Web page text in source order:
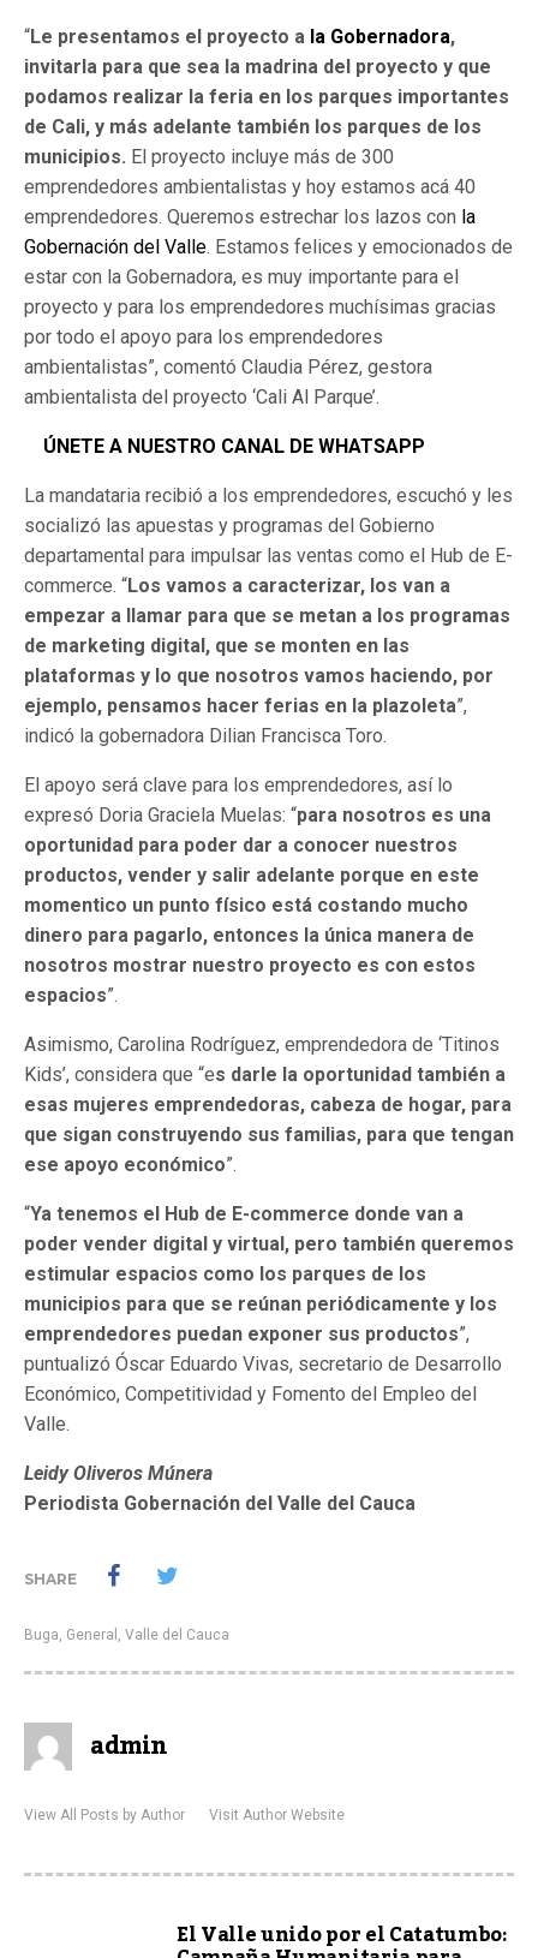
“Le presentamos el proyecto a la Gobernadora,
invitarla para que sea la madrina del proyecto y que
podamos realizar la feria en los parques importantes
de Cali, y más adelante también los parques de los
municipios. El proyecto incluye más de 300
emprendedores ambientalistas y hoy estamos acá 40
emprendedores. Queremos estrechar los lazos con la
Gobernación del Valle. Estamos felices y emocionados de
estar con la Gobernadora, es muy importante para el
proyecto y para los emprendedores muchísimas gracias
por todo el apoyo para los emprendedores
ambientalistas”, comentó Claudia Pérez, gestora
ambientalista del proyecto ‘Cali Al Parque’.
ÚNETE A NUESTRO CANAL DE WHATSAPP
La mandataria recibió a los emprendedores, escuchó y les
socializó las apuestas y programas del Gobierno
departamental para impulsar las ventas como el Hub de E-
commerce. “Los vamos a caracterizar, los van a
empezar a llamar para que se metan a los programas
de marketing digital, que se monten en las
plataformas y lo que nosotros vamos haciendo, por
ejemplo, pensamos hacer ferias en la plazoleta”,
indicó la gobernadora Dilian Francisca Toro.
El apoyo será clave para los emprendedores, así lo
expresó Doria Graciela Muelas: “para nosotros es una
oportunidad para poder dar a conocer nuestros
productos, vender y salir adelante porque en este
momentico un punto físico está costando mucho
dinero para pagarlo, entonces la única manera de
nosotros mostrar nuestro proyecto es con estos
espacios”.
Asimismo, Carolina Rodríguez, emprendedora de ‘Titinos
Kids’, considera que “es darle la oportunidad también a
esas mujeres emprendedoras, cabeza de hogar, para
que sigan construyendo sus familias, para que tengan
ese apoyo económico”.
“Ya tenemos el Hub de E-commerce donde van a
poder vender digital y virtual, pero también queremos
estimular espacios como los parques de los
municipios para que se reúnan periódicamente y los
emprendedores puedan exponer sus productos”,
puntualizó Óscar Eduardo Vivas, secretario de Desarrollo
Económico, Competitividad y Fomento del Empleo del
Valle.
Leidy Oliveros Múnera
Periodista Gobernación del Valle del Cauca
SHARE
Buga, General , Valle del Cauca
admin
View All Posts by Author Visit Author Website
El Valle unido por el Catatumbo: